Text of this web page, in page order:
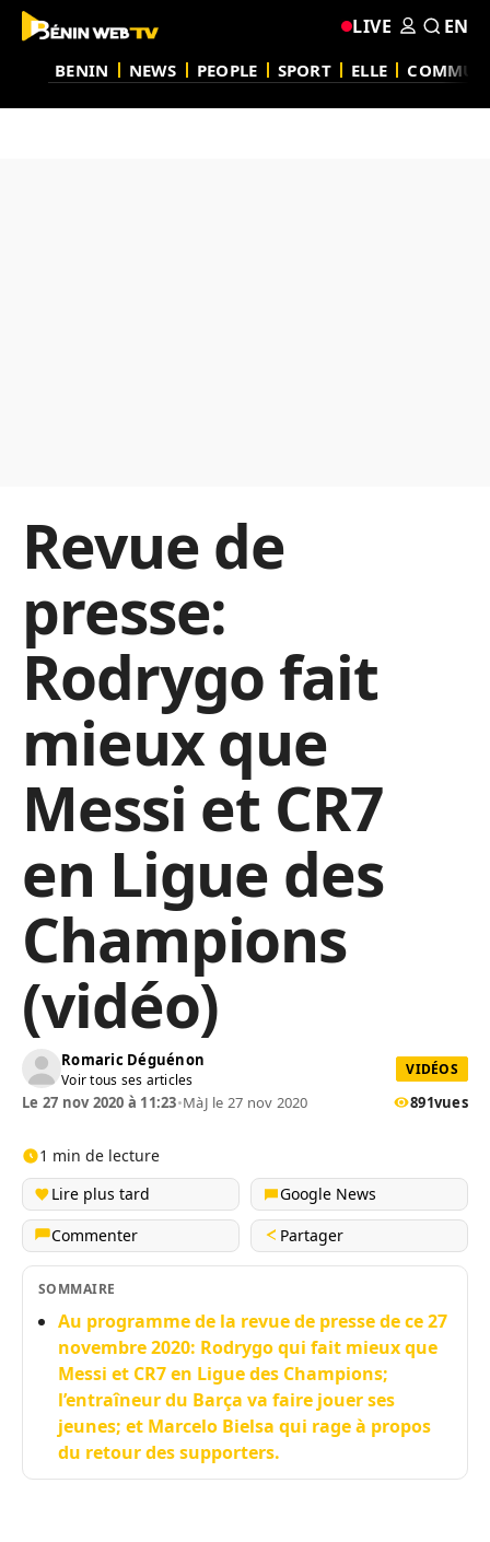
BENIN NEWS PEOPLE SPORT ELLE
LIVE EN
Revue de
presse:
Rodrygo fait
mieux que
Messi et CR7
en Ligue des
Champions
(vidéo)
Romaric Déguénon
Voir tous ses articles
VIDÉOS
Le 27 nov 2020 à 11:23•MàJ le 27 nov 2020 891vues
1 min de lecture
Lire plus tard
Google News
Commenter
Partager
SOMMAIRE
Au programme de la revue de presse de ce 27
novembre 2020: Rodrygo qui fait mieux que
Messi et CR7 en Ligue des Champions;
l’entraîneur du Barça va faire jouer ses
jeunes; et Marcelo Bielsa qui rage à propos
du retour des supporters.